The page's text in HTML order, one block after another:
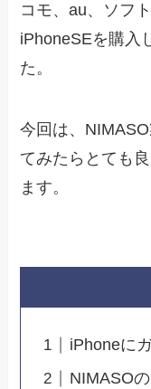
コモ、au、ソフ
iPhoneSEを購入
た。
今回は、
てみたらとても
ます。
iPhoneに
NIMASO